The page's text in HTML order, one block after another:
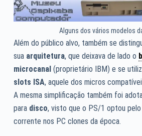
Alguns dos vários modelos
Além do público alvo, também se
sua arquitetura, que deixava de lado o
microcanal (proprietário IBM) e se
slots ISA, aquele dos micros
A mesma simplificação também foi
para disco, visto que o PS/1 optou pelo
corrente nos PC clones da época.